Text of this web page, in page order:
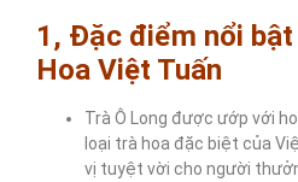
1, Đặc điểm nổi bật
Hoa Việt Tuấn
Trà Ô Long được ướp với
loại trà hoa đặc biệt của
vị tuyệt vời cho người